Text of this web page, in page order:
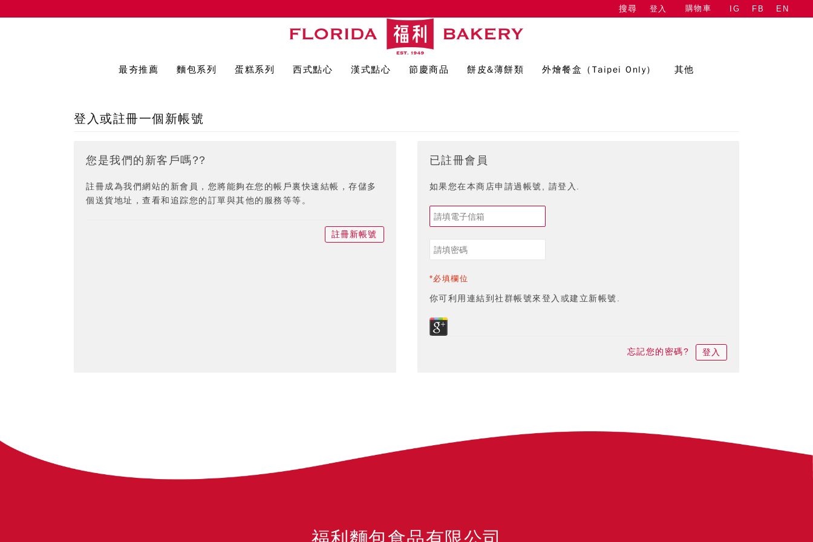
搜尋 登入 購物車 IG FB EN
最夯推薦 麵包系列 蛋糕系列 西式點心 漢式點心 節慶商品 餅皮&薄餅類 外燴餐盒（Taipei Only） 其他
登入或註冊一個新帳號
您是我們的新客戶嗎??
註冊成為我們網站的新會員，您將能夠在您的帳戶裏快速結帳，存儲多
個送貨地址，查看和追踪您的訂單與其他的服務等等。
註冊新帳號
已註冊會員
如果您在本商店申請過帳號, 請登入.
*必填欄位
你可利用連結到社群帳號來登入或建立新帳號.
忘記您的密碼? 登入